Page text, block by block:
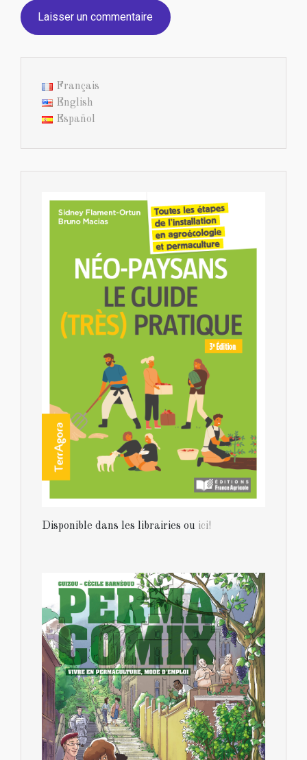
Français
English
Español
Disponible dans les librairies ou ici!